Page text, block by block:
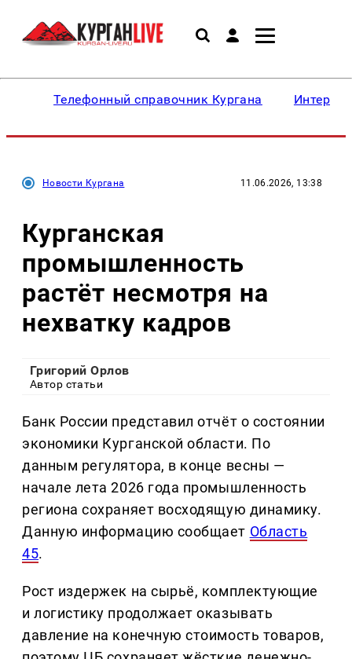
Телефонный справочник Кургана
Новости Кургана 11.06.2026, 13:38
Курганская
промышленность
растёт несмотря на
нехватку кадров
Григорий Орлов
Автор статьи
Банк России представил отчёт о состоянии
экономики Курганской области. По
данным регулятора, в конце весны —
начале лета 2026 года промышленность
региона сохраняет восходящую динамику.
Данную информацию сообщает Область
45.
Рост издержек на сырьё, комплектующие
и логистику продолжает оказывать
давление на конечную стоимость товаров,